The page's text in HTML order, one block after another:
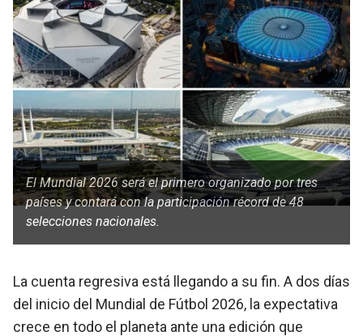
El Mundial 2026 será el primero organizado por tres
países y contará con la participación récord de 48
selecciones nacionales.
La cuenta regresiva está llegando a su fin. A dos días
del inicio del Mundial de Fútbol 2026, la expectativa
crece en todo el planeta ante una edición que